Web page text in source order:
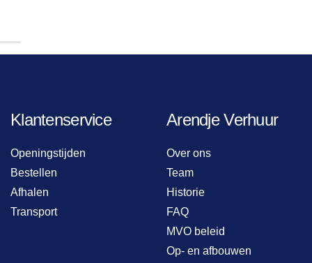
Klantenservice
Openingstijden
Bestellen
Afhalen
Transport
Arendje Verhuur
Over ons
Team
Historie
FAQ
MVO beleid
Op- en afbouwen